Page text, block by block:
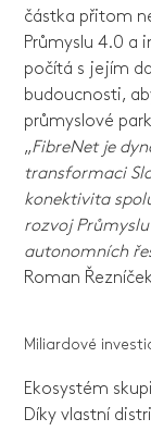
částka přitom
Průmyslu 4.0 a
počítá s jejím
budoucnosti,
průmyslové
„FibreNet je
transformaci
konektivita
rozvoj
autonomních
Roman
Miliardové
Ekosystém
Díky vlastní